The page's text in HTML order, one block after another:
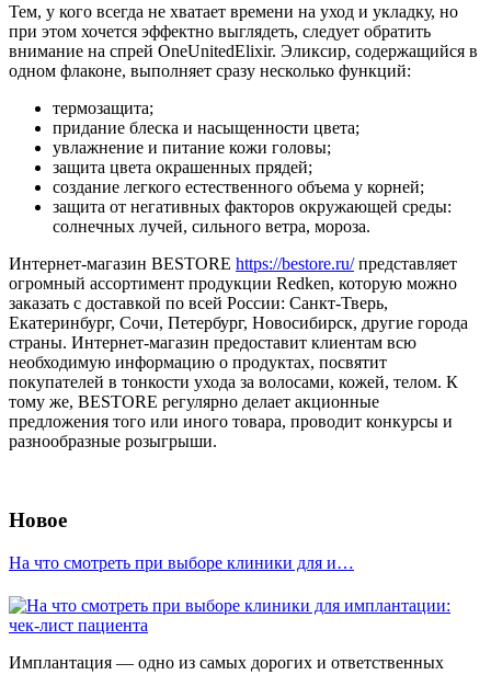
Тем, у кого всегда не хватает времени на уход и укладку, но
при этом хочется эффектно выглядеть, следует обратить
внимание на спрей OneUnitedElixir. Эликсир, содержащийся в
одном флаконе, выполняет сразу несколько функций:
термозащита;
придание блеска и насыщенности цвета;
увлажнение и питание кожи головы;
защита цвета окрашенных прядей;
создание легкого естественного объема у корней;
защита от негативных факторов окружающей среды:
солнечных лучей, сильного ветра, мороза.
Интернет-магазин BESTORE https://bestore.ru/представляет
огромный ассортимент продукции Redken, которую можно
заказать с доставкой по всей России: Санкт-Тверь,
Екатеринбург, Сочи, Петербург, Новосибирск, другие города
страны. Интернет-магазин предоставит клиентам всю
необходимую информацию о продуктах, посвятит
покупателей в тонкости ухода за волосами, кожей, телом. К
тому же, BESTORE регулярно делает акционные
предложения того или иного товара, проводит конкурсы и
разнообразные розыгрыши.
Новое
На что смотреть при выборе клиники для и…
Имплантация — одно из самых дорогих и ответственных